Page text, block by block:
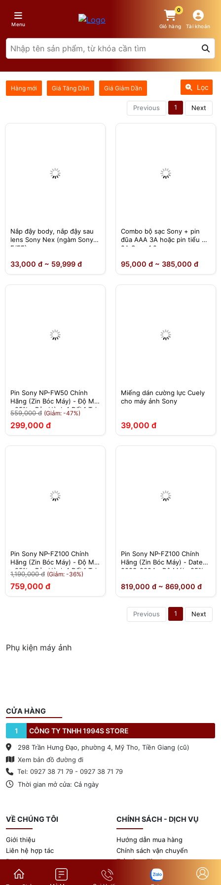
Menu
0
Giỏ hàng Tài khoản
Hàng mới Giá Tăng Dần Giá Giảm Dần Lọc
Previous 1 Next
Nắp đậy body, nắp đậy sau
lens Sony Nex (ngàm Sony
E/FE)
33,000 đ ~ 59,999 đ
Combo bộ sạc Sony + pin
đũa AAA 3A hoặc pin tiểu AA
2A Sony 1.2v
95,000 đ ~ 385,000 đ
Pin Sony NP-FW50 Chính
Hãng (Zin Bóc Máy) - Độ Mới
>95% - Bảo Hành 1 Đổi 1 Tại
Nhà
559,000 đ (Giảm: -47%)
299,000 đ
Miếng dán cường lực Cuely
cho máy ảnh Sony
39,000 đ
Pin Sony NP-FZ100 Chính
Hãng (Zin Bóc Máy) - Độ Mới
>95% - Bảo Hành 1 Đổi 1 Tại
Nhà
1,190,000 đ (Giảm: -36%)
759,000 đ
Pin Sony NP-FZ100 Chính
Hãng (Zin Bóc Máy) - Date
2023-2024 - Độ Mới >95% -
819,000 đ ~ 869,000 đ
Previous 1 Next
Phụ kiện máy ảnh
CỬA HÀNG
1 CÔNG TY TNHH 1994S STORE
298 Trần Hưng Đạo, phường 4, Mỹ Tho, Tiền Giang (cũ)
Xem bản đồ đường đi
Tel: 0927 38 71 79 - 0927 38 71 79
Thời gian mở cửa: Cả ngày
VỀ CHÚNG TÔI
Giới thiệu
Liên hệ hợp tác
Booking
Tin tức
CHÍNH SÁCH - DỊCH VỤ
Hướng dẫn mua hàng
Chính sách vận chuyển
Trả góp - Tín dụng
Chính sách bảo hành